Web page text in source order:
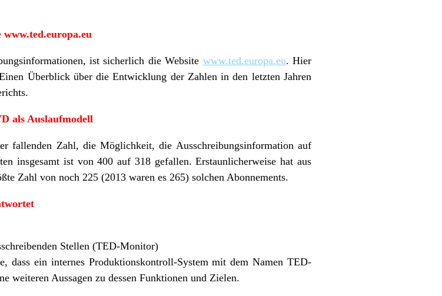
ist sicherlich die Website www.ted.europa.eu. Hier
Überblick über die Entwicklung der Zahlen in den letzten Jahren
als Auslaufmodell
fallenden Zahl, die Möglichkeit, die Ausschreibungsinformation auf
insgesamt ist von 400 auf 318 gefallen. Erstaunlicherweise hat aus
Zahl von noch 225 (2013 waren es 265) solchen Abonnements.
Stellen (TED-Monitor)
dass ein internes Produktionskontroll-System mit dem Namen TED-
weiteren Aussagen zu dessen Funktionen und Zielen.